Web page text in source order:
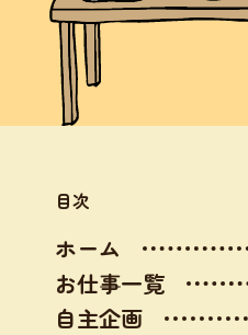
目次
ホーム
お仕事一覧
自主企画